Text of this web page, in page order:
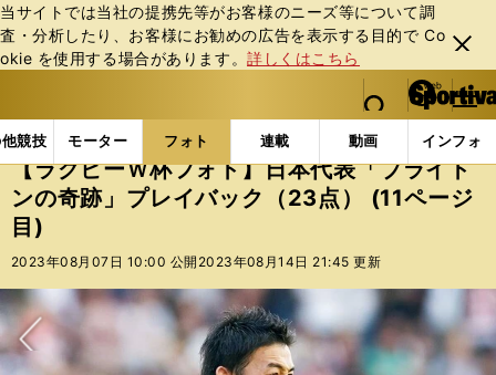
当サイトでは当社の提携先等がお客様のニーズ等について調
査・分析したり、お客様にお勧めの広告を表⽰する⽬的で Co
okie を使⽤する場合があります。詳しくはこちら
閉じ
る
web Sportiva (webスポルティーバ)
検索
マイペ
ー
ジ
メニュ
競技 モーター フォト 連載 動画 インフォ
b
ス
ポ
ル
テ
ー
バ
フォトギャラリー コラムフォト 【ラグビーＷ杯フ
【ラグビーＷ杯フォト】日本代表「ブライト
ンの奇跡」プレイバック（23点） (11ページ
目)
2023年08月07日 10:00 公開 2023年08月14日 21:45 更新